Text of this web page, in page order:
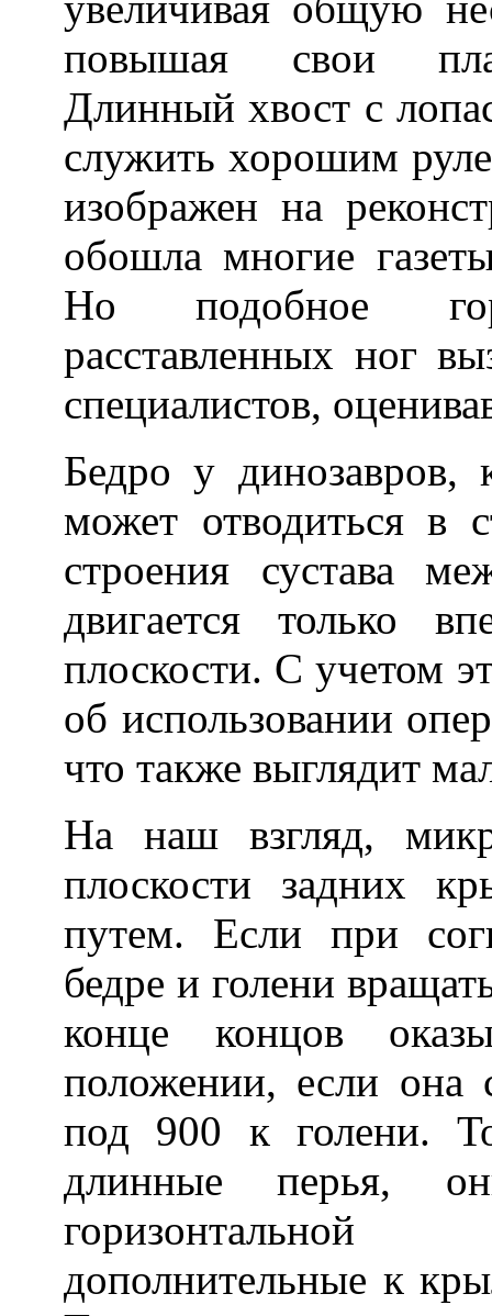
повышая свои
Длинный хвост с
служить хорошим
изображен на
обошла многие
Но подобное
расставленных ног
специалистов,
Бедро у
может отводиться в
строения сустава
двигается только
плоскости. С учетом
об использовании
что также выглядит
На наш взгляд,
плоскости задних
путем. Если при
бедре и голени
конце концов
положении, если она
под 900 к голени.
длинные перья,
дополнительные к